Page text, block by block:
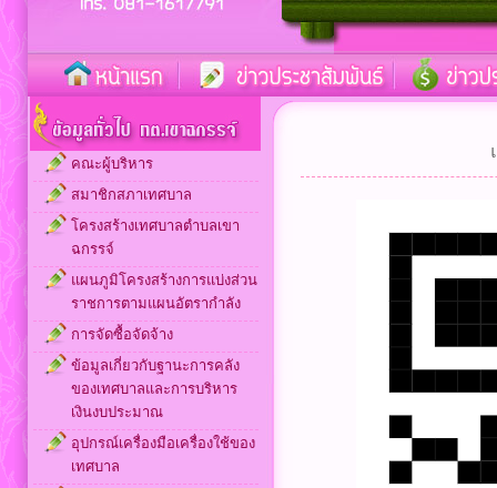
คณะผู้บริหาร
สมาชิกสภาเทศบาล
โครงสร้างเทศบาลตำบลเขา
ฉกรรจ์
แผนภูมิโครงสร้างการแบ่งส่วน
ราชการตามแผนอัตรากำลัง
การจัดซื้อจัดจ้าง
ข้อมูลเกี่ยวกับฐานะการคลัง
ของเทศบาลและการบริหาร
เงินงบประมาณ
อุปกรณ์เครื่องมือเครื่องใช้ของ
เทศบาล